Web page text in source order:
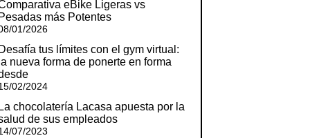
eBike Ligeras vs
Pesadas más Potentes
01/2026
Desafía tus límites con el gym virtual:
la nueva forma de ponerte en forma
02/2024
La chocolatería Lacasa apuesta por la
de sus empleados
07/2023